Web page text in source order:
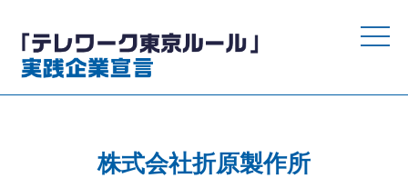
toggle
株式会社折原製作所